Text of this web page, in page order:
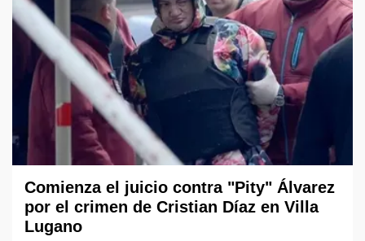
Comienza el juicio contra "Pity" Álvarez
por el crimen de Cristian Díaz en Villa
Lugano